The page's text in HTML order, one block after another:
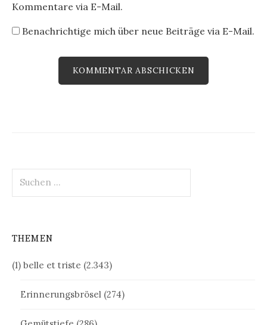
Kommentare via E-Mail.
Benachrichtige mich über neue Beiträge via E-Mail.
nach:
THEMEN
(1) belle et triste (2.343)
Erinnerungsbrösel (274)